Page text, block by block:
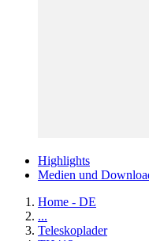
Highlights
Medien und
Home - DE
...
Teleskoplader